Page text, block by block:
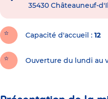
35430 Châteauneuf-
Capacité d'accueil 12
Ouverture du lundi au